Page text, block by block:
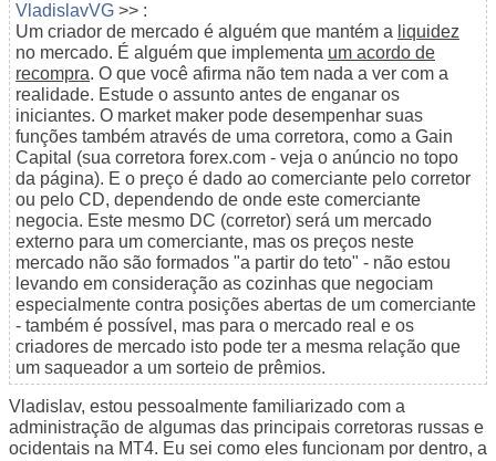
VladislavVG >> :
Um criador de mercado é alguém que mantém a liquidez
no mercado. É alguém que implementa um acordo de
recompra. O que você afirma não tem nada a ver com a
realidade. Estude o assunto antes de enganar os
iniciantes. O market maker pode desempenhar suas
funções também através de uma corretora, como a Gain
Capital (sua corretora forex.com - veja o anúncio no topo
da página). E o preço é dado ao comerciante pelo corretor
ou pelo CD, dependendo de onde este comerciante
negocia. Este mesmo DC (corretor) será um mercado
externo para um comerciante, mas os preços neste
mercado não são formados "a partir do teto" - não estou
levando em consideração as cozinhas que negociam
especialmente contra posições abertas de um comerciante
- também é possível, mas para o mercado real e os
criadores de mercado isto pode ter a mesma relação que
um saqueador a um sorteio de prêmios.
Vladislav, estou pessoalmente familiarizado com a
administração de algumas das principais corretoras russas e
ocidentais na MT4. Eu sei como eles funcionam por dentro, a